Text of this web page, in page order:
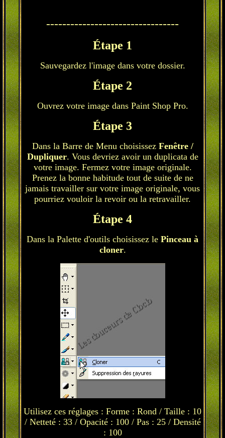
---------------------------------
Étape 1
Sauvegardez l'image dans votre dossier.
Étape 2
Ouvrez votre image dans Paint Shop Pro.
Étape 3
Dans la Barre de Menu choisissez Fenêtre /
Dupliquer. Vous devriez avoir un duplicata de
votre image. Fermez votre image originale.
Prenez la bonne habitude tout de suite de ne
jamais travailler sur votre image originale, vous
pourriez vouloir la revoir ou la retravailler.
Étape 4
Dans la Palette d'outils choisissez le Pinceau à
cloner.
Utilisez ces réglages : Forme : Rond / Taille : 10
/ Netteté : 33 / Opacité : 100 / Pas : 25 / Densité
: 100